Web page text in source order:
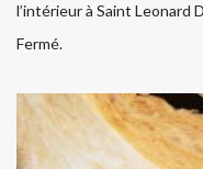
l’intérieur à Saint Leonard
Fermé.